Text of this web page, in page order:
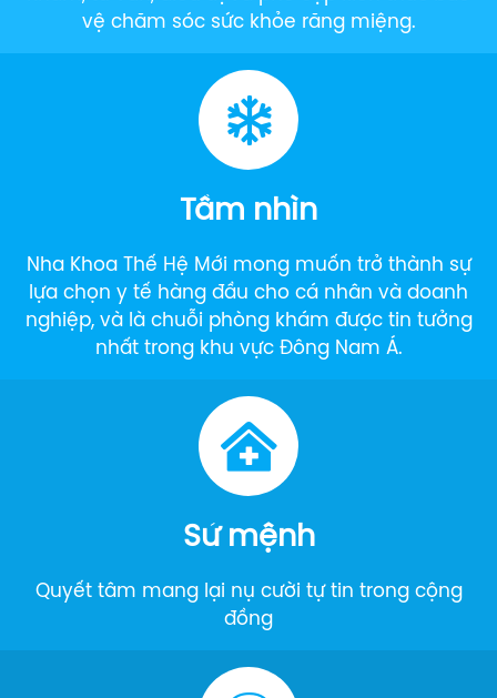
vệ chăm sóc sức khỏe răng miệng.
Tầm nhìn
Nha Khoa Thế Hệ Mới mong muốn trở thành sự
lựa chọn y tế hàng đầu cho cá nhân và doanh
nghiệp, và là chuỗi phòng khám được tin tưởng
nhất trong khu vực Đông Nam Á.
Sứ mệnh
Quyết tâm mang lại nụ cười tự tin trong cộng
đồng